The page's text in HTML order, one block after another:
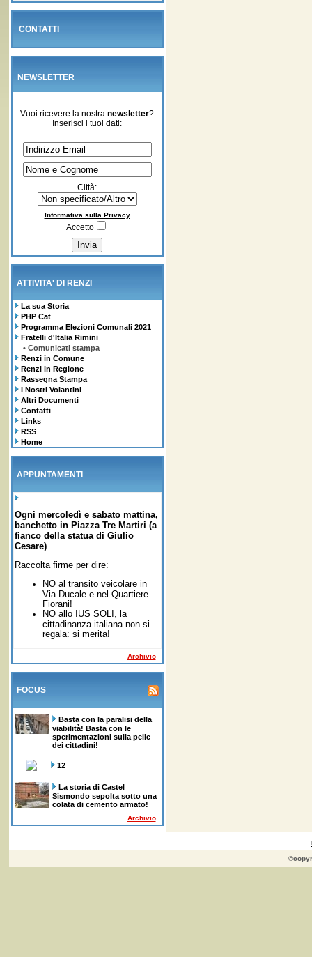
CONTATTI
NEWSLETTER
Vuoi ricevere la nostra newsletter?
Inserisci i tuoi dati:
Città:
Informativa sulla Privacy
Accetto
ATTIVITA' DI RENZI
La sua Storia
PHP Cat
Programma Elezioni Comunali 2021
Fratelli d'Italia Rimini
• Comunicati stampa
Renzi in Comune
Renzi in Regione
Rassegna Stampa
I Nostri Volantini
Altri Documenti
Contatti
Links
RSS
Home
APPUNTAMENTI
Ogni mercoledì e sabato mattina,
banchetto in Piazza Tre Martiri (a
fianco della statua di Giulio
Cesare)
Raccolta firme per dire:
NO al transito veicolare in
Via Ducale e nel Quartiere
Fiorani!
NO allo IUS SOLI, la
cittadinanza italiana non si
regala: si merita!
Archivio
FOCUS
Basta con la paralisi della
viabilità! Basta con le
sperimentazioni sulla pelle
dei cittadini!
12
La storia di Castel
Sismondo sepolta sotto una
colata di cemento armato!
Archivio